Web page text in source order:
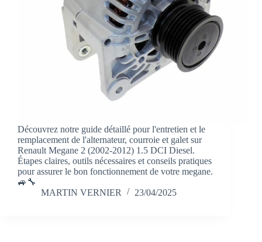
Découvrez notre guide détaillé pour l'entretien et le
remplacement de l'alternateur, courroie et galet sur
Renault Megane 2 (2002-2012) 1.5 DCI Diesel.
Étapes claires, outils nécessaires et conseils pratiques
pour assurer le bon fonctionnement de votre megane.
🚙🔧
MARTIN VERNIER
23/04/2025